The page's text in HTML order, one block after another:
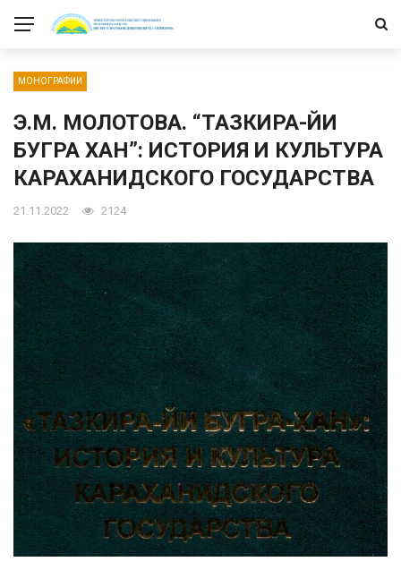
МОНОГРАФИИ
Э.М. МОЛОТОВА. “ТАЗКИРА-ЙИ
БУГРА ХАН”: ИСТОРИЯ И КУЛЬТУРА
КАРАХАНИДСКОГО ГОСУДАРСТВА
21.11.2022 2124